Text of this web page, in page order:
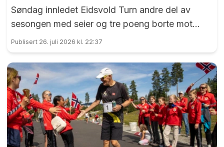
Søndag innledet Eidsvold Turn andre del av
sesongen med seier og tre poeng borte mot
Trygg/Lade.
Publisert 26. juli 2026 kl. 22:37